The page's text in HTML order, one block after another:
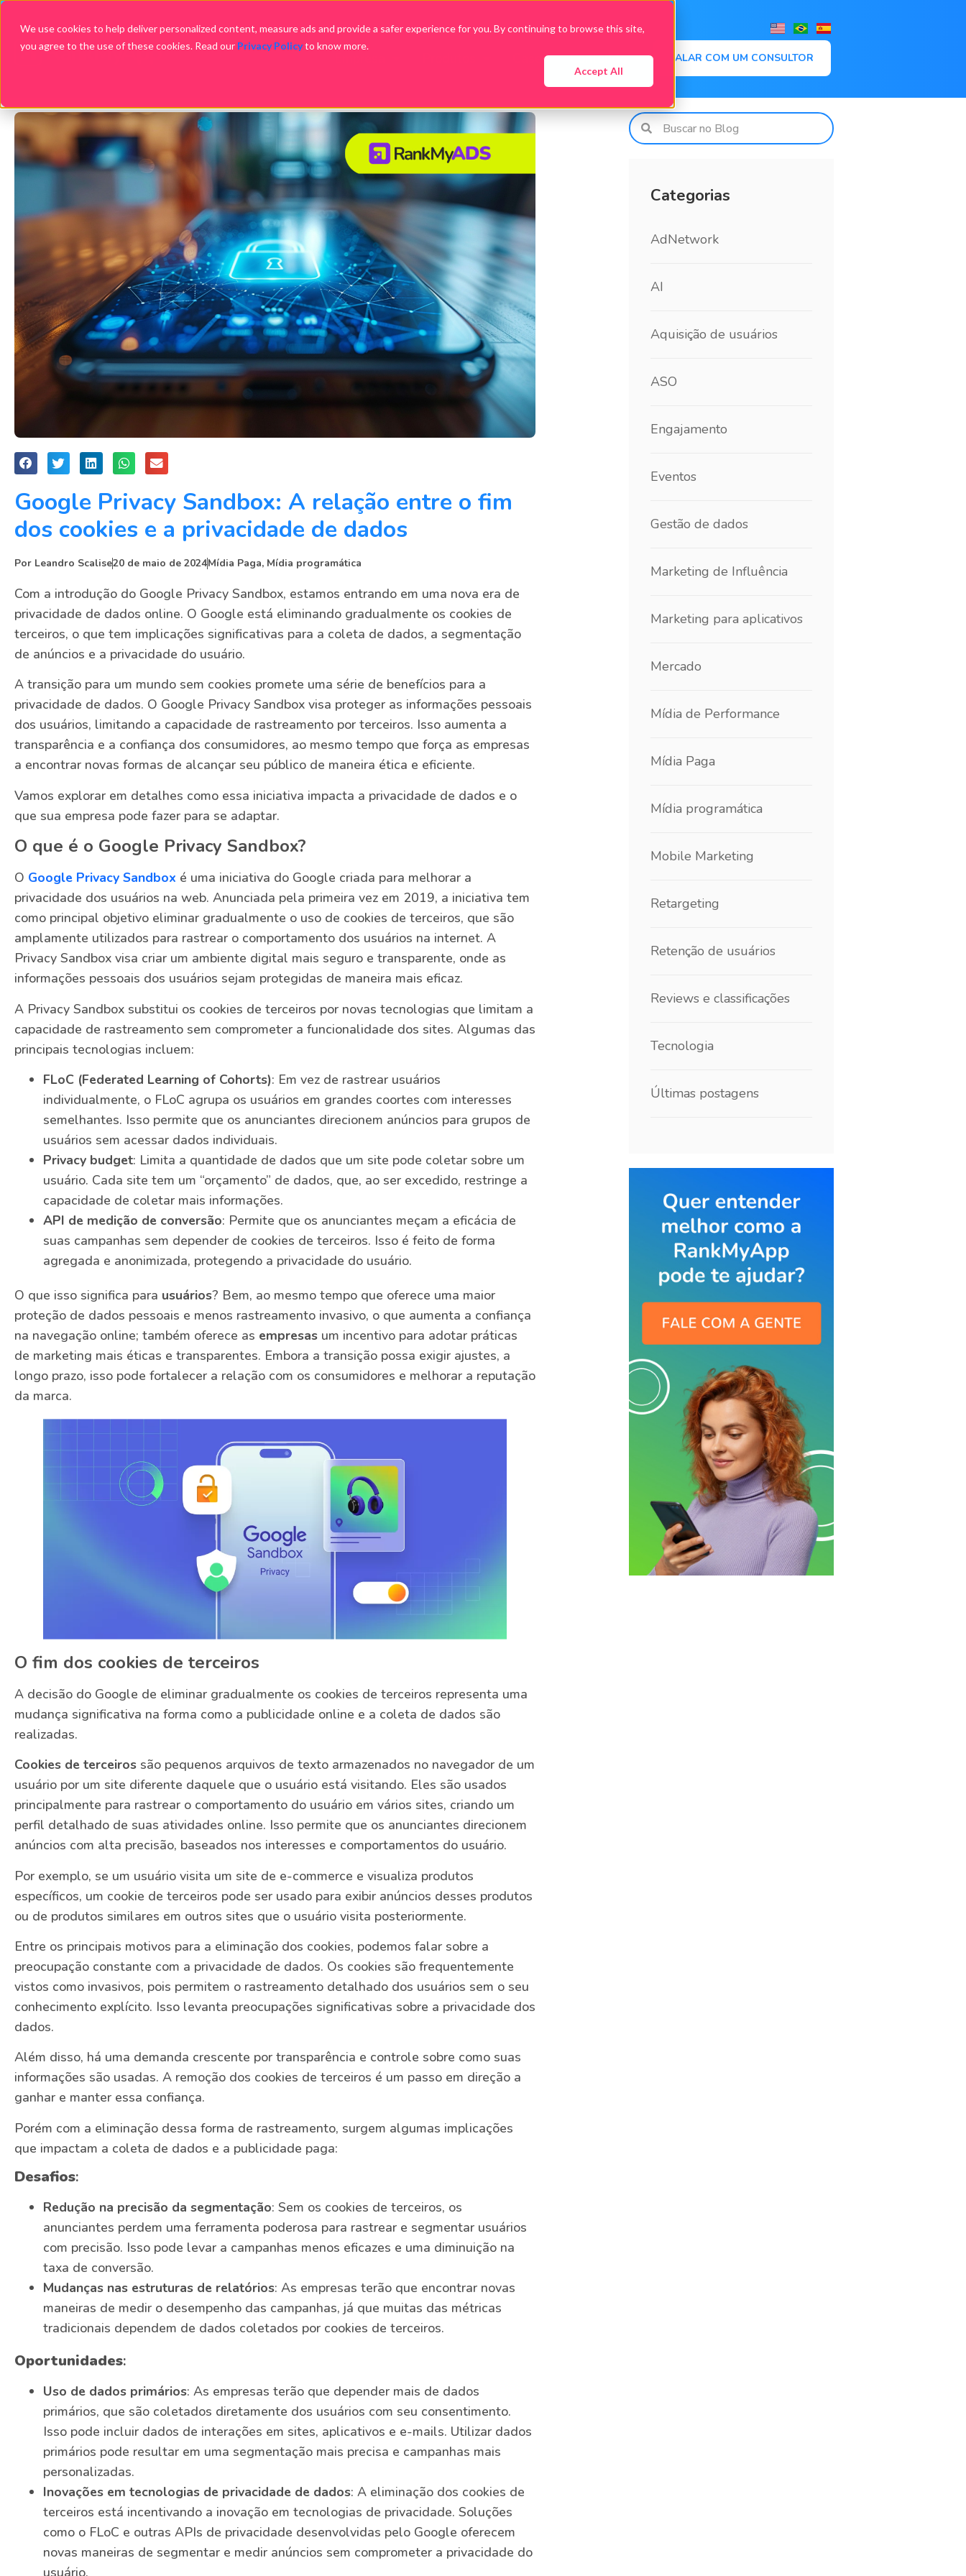
We use cookies to help deliver personalized content, measure ads and provide a safer experience for you. By continuing to browse this site,
you agree to the use of these cookies. Read our Privacy Policyto know more.
Accept All
Cases Conteúdo FALAR COM UM CONSULTOR
Google Privacy Sandbox: A relação entre o fim
dos cookies e a privacidade de dados
Por Leandro Scalise20 de maio de 2024Mídia Paga, Mídia programática
Com a introdução do Google Privacy Sandbox, estamos entrando em uma nova era de
privacidade de dados online. O Google está eliminando gradualmente os cookies de
terceiros, o que tem implicações significativas para a coleta de dados, a segmentação
de anúncios e a privacidade do usuário.
A transição para um mundo sem cookies promete uma série de benefícios para a
privacidade de dados. O Google Privacy Sandbox visa proteger as informações pessoais
dos usuários, limitando a capacidade de rastreamento por terceiros. Isso aumenta a
transparência e a confiança dos consumidores, ao mesmo tempo que força as empresas
a encontrar novas formas de alcançar seu público de maneira ética e eficiente.
Vamos explorar em detalhes como essa iniciativa impacta a privacidade de dados e o
que sua empresa pode fazer para se adaptar.
O que é o Google Privacy Sandbox?
O Google Privacy Sandbox é uma iniciativa do Google criada para melhorar a
privacidade dos usuários na web. Anunciada pela primeira vez em 2019, a iniciativa tem
como principal objetivo eliminar gradualmente o uso de cookies de terceiros, que são
amplamente utilizados para rastrear o comportamento dos usuários na internet. A
Privacy Sandbox visa criar um ambiente digital mais seguro e transparente, onde as
informações pessoais dos usuários sejam protegidas de maneira mais eficaz.
A Privacy Sandbox substitui os cookies de terceiros por novas tecnologias que limitam a
capacidade de rastreamento sem comprometer a funcionalidade dos sites. Algumas das
principais tecnologias incluem:
FLoC (Federated Learning of Cohorts): Em vez de rastrear usuários
individualmente, o FLoC agrupa os usuários em grandes coortes com interesses
semelhantes. Isso permite que os anunciantes direcionem anúncios para grupos de
usuários sem acessar dados individuais.
Privacy budget: Limita a quantidade de dados que um site pode coletar sobre um
usuário. Cada site tem um “orçamento” de dados, que, ao ser excedido, restringe a
capacidade de coletar mais informações.
API de medição de conversão: Permite que os anunciantes meçam a eficácia de
suas campanhas sem depender de cookies de terceiros. Isso é feito de forma
agregada e anonimizada, protegendo a privacidade do usuário.
O que isso significa para usuários? Bem, ao mesmo tempo que oferece uma maior
proteção de dados pessoais e menos rastreamento invasivo, o que aumenta a confiança
na navegação online; também oferece as empresas um incentivo para adotar práticas
de marketing mais éticas e transparentes. Embora a transição possa exigir ajustes, a
longo prazo, isso pode fortalecer a relação com os consumidores e melhorar a reputação
da marca.
O fim dos cookies de terceiros
A decisão do Google de eliminar gradualmente os cookies de terceiros representa uma
mudança significativa na forma como a publicidade online e a coleta de dados são
realizadas.
Cookies de terceiros são pequenos arquivos de texto armazenados no navegador de um
usuário por um site diferente daquele que o usuário está visitando. Eles são usados
principalmente para rastrear o comportamento do usuário em vários sites, criando um
perfil detalhado de suas atividades online. Isso permite que os anunciantes direcionem
anúncios com alta precisão, baseados nos interesses e comportamentos do usuário.
Por exemplo, se um usuário visita um site de e-commerce e visualiza produtos
específicos, um cookie de terceiros pode ser usado para exibir anúncios desses produtos
ou de produtos similares em outros sites que o usuário visita posteriormente.
Entre os principais motivos para a eliminação dos cookies, podemos falar sobre a
preocupação constante com a privacidade de dados. Os cookies são frequentemente
vistos como invasivos, pois permitem o rastreamento detalhado dos usuários sem o seu
conhecimento explícito. Isso levanta preocupações significativas sobre a privacidade dos
dados.
Além disso, há uma demanda crescente por transparência e controle sobre como suas
informações são usadas. A remoção dos cookies de terceiros é um passo em direção a
ganhar e manter essa confiança.
Porém com a eliminação dessa forma de rastreamento, surgem algumas implicações
que impactam a coleta de dados e a publicidade paga:
Desafios:
Redução na precisão da segmentação: Sem os cookies de terceiros, os
anunciantes perdem uma ferramenta poderosa para rastrear e segmentar usuários
com precisão. Isso pode levar a campanhas menos eficazes e uma diminuição na
taxa de conversão.
Mudanças nas estruturas de relatórios: As empresas terão que encontrar novas
maneiras de medir o desempenho das campanhas, já que muitas das métricas
tradicionais dependem de dados coletados por cookies de terceiros.
Oportunidades:
Uso de dados primários: As empresas terão que depender mais de dados
primários, que são coletados diretamente dos usuários com seu consentimento.
Isso pode incluir dados de interações em sites, aplicativos e e-mails. Utilizar dados
primários pode resultar em uma segmentação mais precisa e campanhas mais
personalizadas.
Inovações em tecnologias de privacidade de dados: A eliminação dos cookies de
terceiros está incentivando a inovação em tecnologias de privacidade. Soluções
como o FLoC e outras APIs de privacidade desenvolvidas pelo Google oferecem
novas maneiras de segmentar e medir anúncios sem comprometer a privacidade do
Categorias
AdNetwork
AI
Aquisição de usuários
ASO
Engajamento
Eventos
Gestão de dados
Marketing de Influência
Marketing para aplicativos
Mercado
Mídia de Performance
Mídia Paga
Mídia programática
Mobile Marketing
Retargeting
Retenção de usuários
Reviews e classificações
Tecnologia
Últimas postagens